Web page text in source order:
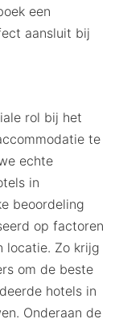
een
aansluit bij
rol bij het
te
echte
in
beoordeling
op factoren
locatie. Zo krijg
om de beste
hotels in
Onderaan de